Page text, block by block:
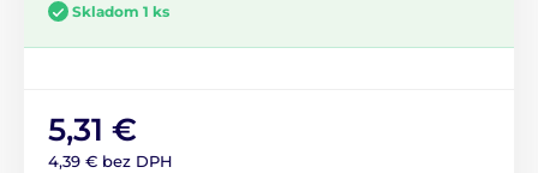
Skladom 1 ks
5,31 €
4,39 € bez DPH